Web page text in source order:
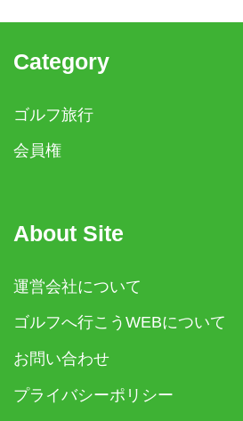
Category
ゴルフ旅行
会員権
About Site
運営会社について
ゴルフへ行こうWEBについて
お問い合わせ
プライバシーポリシー